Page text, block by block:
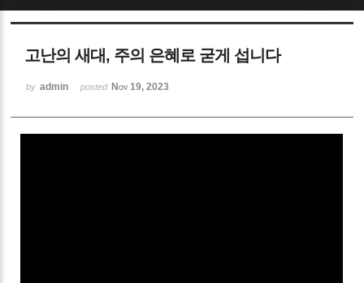
고난의 새대, 주의 은혜로 굳게 섭니다
by admin posted Nov 19, 2023
Sketchbook5, 스케치북5